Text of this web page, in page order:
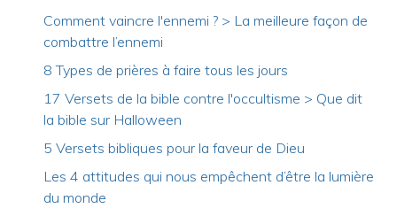
Comment vaincre l'ennemi ? > La meilleure façon de
combattre l’ennemi
8 Types de prières à faire tous les jours
17 Versets de la bible contre l'occultisme > Que dit
la bible sur Halloween
5 Versets bibliques pour la faveur de Dieu
Les 4 attitudes qui nous empêchent d’être la lumière
du monde